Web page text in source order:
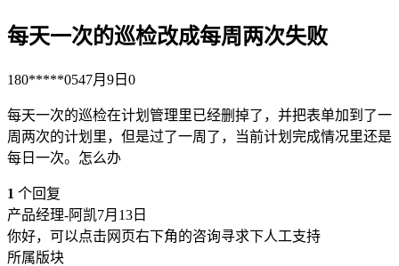
每天一次的巡检改成每周两次失败
180*****0547月9日 0
每天一次的巡检在计划管理里已经删掉了，并把表单加到了一
周两次的计划里，但是过了一周了，当前计划完成情况里还是
每日一次。怎么办
1 个回复
产品经理-阿凯7月13日
你好，可以点击网页右下角的咨询寻求下人工支持
所属版块